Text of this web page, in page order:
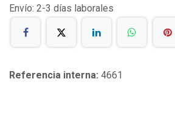
Envío: 2-3 días laborales
Referencia interna: 4661